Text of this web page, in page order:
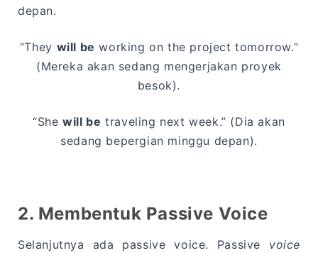
depan.
“They will be working on the project tomorrow.”
(Mereka akan sedang mengerjakan proyek
besok).
“Shewill be traveling next week.” (Dia akan
sedang bepergian minggu depan).
2. Membentuk Passive Voice
Selanjutnya ada passive voice. Passive voice